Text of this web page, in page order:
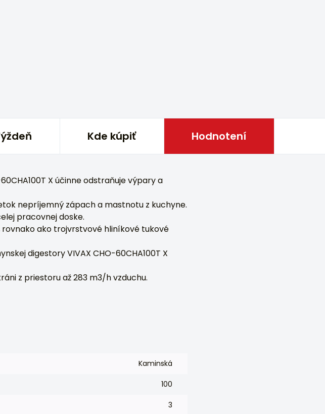
Kde kúpiť Hodnotení
X účinne odstraňuje výpary a
nepríjemný zápach a mastnotu z kuchyne.
pracovnej doske.
rovnako ako trojvrstvové hliníkové tukové
digestory VIVAX CHO-60CHA100T X
z priestoru až 283 m3/h vzduchu.
Kaminská
100
3